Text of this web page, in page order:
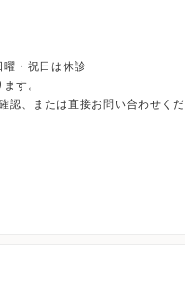
・祝日は休診
す。
認、または直接お問い合わせくだ